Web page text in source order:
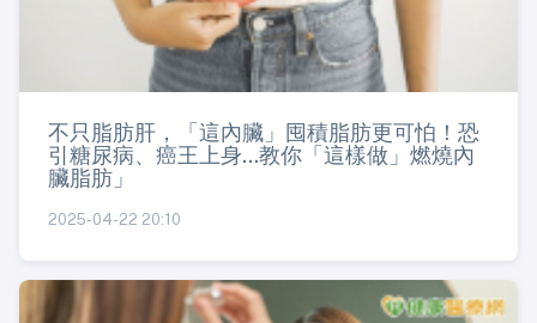
不只脂肪肝，「這內臟」囤積脂肪更可怕！恐
引糖尿病、癌王上身...教你「這樣做」燃燒內
臟脂肪」
2025-04-22 20:10